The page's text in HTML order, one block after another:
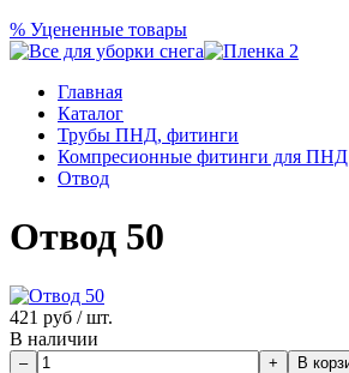
% Уцененные товары
Главная
Каталог
Трубы ПНД, фитинги
Компресионные фитинги для ПНД
Отвод
Отвод 50
421 руб / шт.
В наличии